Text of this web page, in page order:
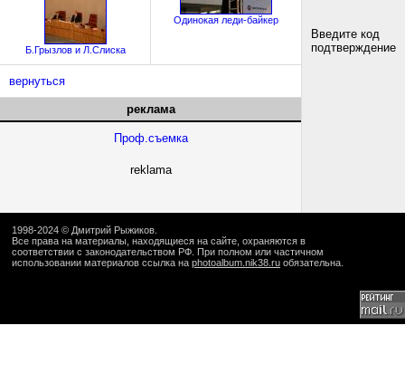
Б.Грызлов и Л.Слиска
Одинокая леди-байкер
вернуться
реклама
Проф.съемка
reklama
Введите код
подтверждение
1998-2024 © Дмитрий Рыжиков
Все права на материалы, находящиеся на сайте, охраняются в
соответствии с законодательством РФ. При полном или частичном
использовании материалов ссылка на photoalbum.nik38.ru обязательна.